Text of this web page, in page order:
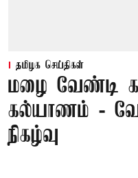
தமிழக செய்திகள்
மழை வேண்டி
கல்யாணம் -
நிகழ்வு